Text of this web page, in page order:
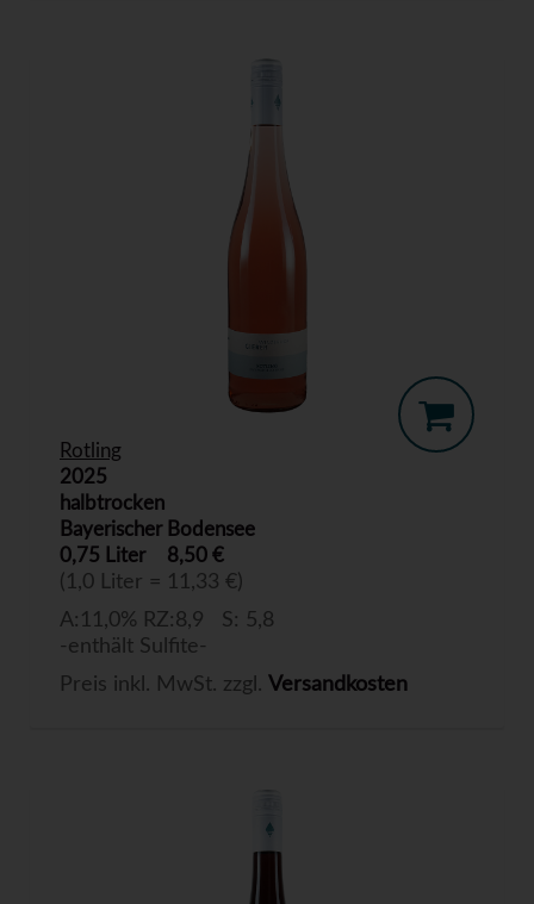
Rotling
2025
halbtrocken
Bayerischer Bodensee
0,75 Liter
8,50 €
(1,0 Liter = 11,33 €)
A:11,0% RZ:8,9 S: 5,8
-enthält Sulfite-
Preis inkl. MwSt. zzgl. Versandkosten